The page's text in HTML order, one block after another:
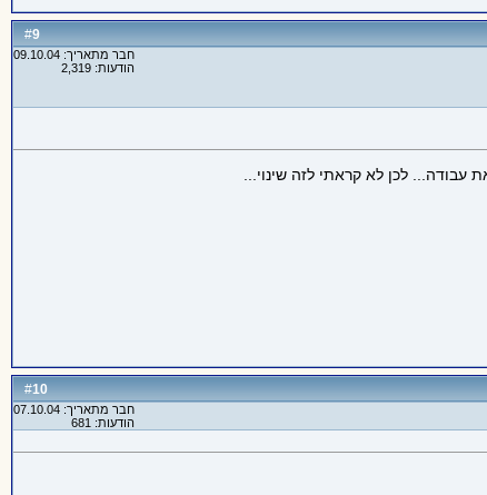
#
9
חבר מתאריך: 09.10.04
הודעות: 2,319
לכן לא קראתי לזה שינוי...
#
10
חבר מתאריך: 07.10.04
הודעות: 681